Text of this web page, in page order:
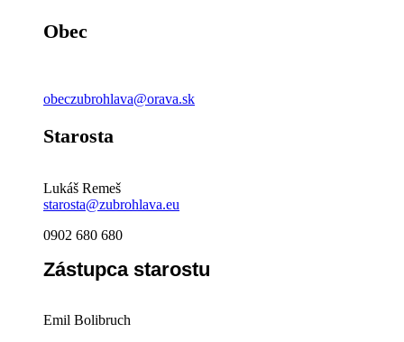
Obec
obeczubrohlava@orava.sk
Starosta
Lukáš Remeš
starosta@zubrohlava.eu
0902 680 680
Zástupca starostu
Emil Bolibruch